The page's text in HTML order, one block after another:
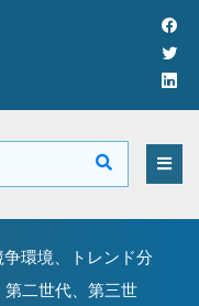
環境、トレンド分
二世代、第三世